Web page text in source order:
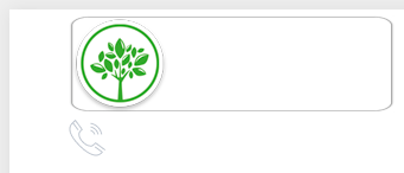
Перейти
содержанию